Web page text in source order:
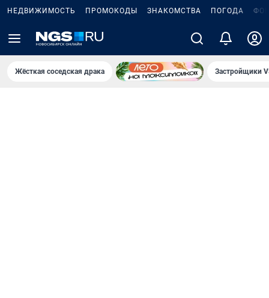
НЕДВИЖИМОСТЬ ПРОМОКОДЫ ЗНАКОМСТВА ПОГОДА
Жёсткая соседская драка Застройщики